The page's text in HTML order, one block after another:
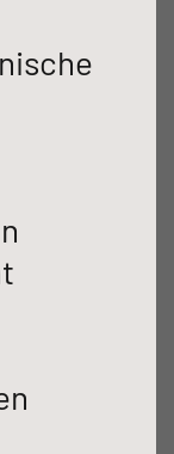
ACTIVE
ACTIVE
& Integriert
€